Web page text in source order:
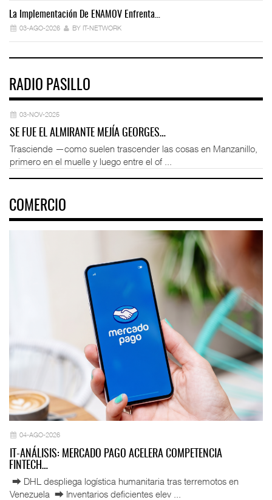
La Implementación De ENAMOV Enfrenta…
03-AGO-2026 BY IT-NETWORK
RADIO PASILLO
03-NOV-2025
SE FUE EL ALMIRANTE MEJÍA GEORGES…
Trasciende —como suelen trascender las cosas en Manzanillo,
primero en el muelle y luego entre el of ...
COMERCIO
04-AGO-2026
IT-ANÁLISIS: MERCADO PAGO ACELERA COMPETENCIA
FINTECH…
⮕ DHL despliega logística humanitaria tras terremotos en
Venezuela ⮕ Inventarios deficientes elev ...